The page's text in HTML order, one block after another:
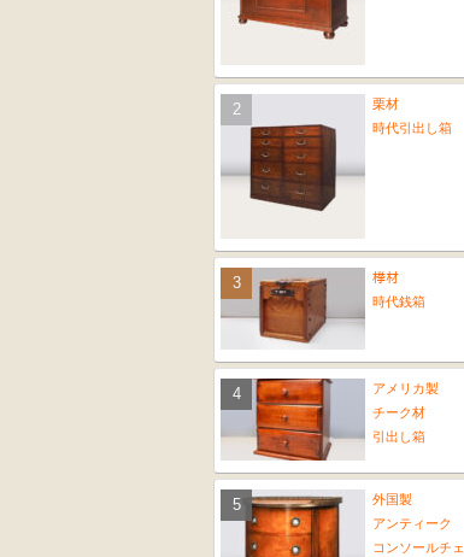
栗材
時代引出し箱
﨔材
時代銭箱
アメリカ製
チーク材
引出し箱
外国製
アンティーク
コンソールチェ